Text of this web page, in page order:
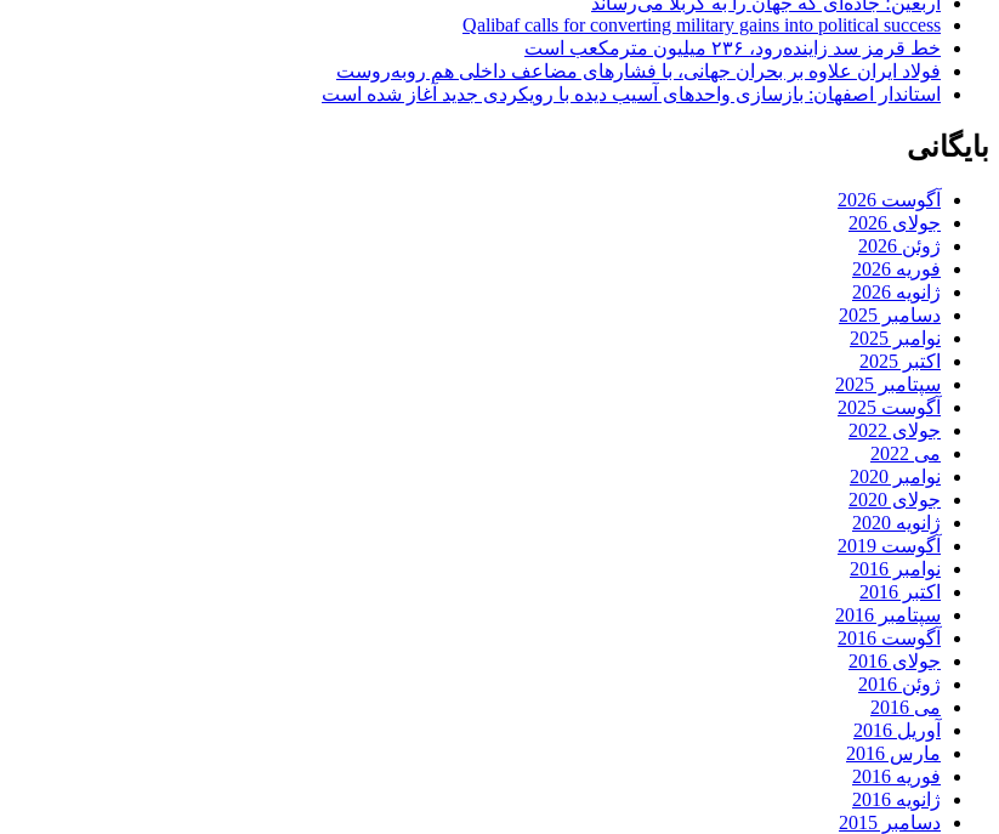
Qalibaf calls for converting military gains into political success
خط قرمز سد زاینده‌رود، ۲۳۶ میلیون مترمکعب است
فولاد ایران علاوه بر بحران جهانی، با فشارهای مضاعف داخلی هم روبه‌روست
استاندار اصفهان: بازسازی واحدهای آسیب دیده با رویکردی جدید آغاز شده است
بایگانی
آگوست 2026
جولای 2026
ژوئن 2026
فوریه 2026
ژانویه 2026
دسامبر 2025
نوامبر 2025
اکتبر 2025
سپتامبر 2025
آگوست 2025
جولای 2022
می 2022
نوامبر 2020
جولای 2020
ژانویه 2020
آگوست 2019
نوامبر 2016
اکتبر 2016
سپتامبر 2016
آگوست 2016
جولای 2016
ژوئن 2016
می 2016
آوریل 2016
مارس 2016
فوریه 2016
ژانویه 2016
دسامبر 2015